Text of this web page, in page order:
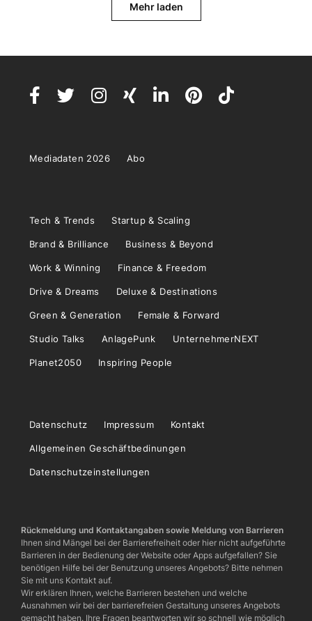
Mehr laden
Mediadaten 2026 Abo
Tech & Trends Startup & Scaling
Brand & Brilliance Business & Beyond
Work & Winning Finance & Freedom
Drive & Dreams Deluxe & Destinations
Green & Generation Female & Forward
Studio Talks AnlagePunk UnternehmerNEXT
Planet2050 Inspiring People
Datenschutz Impressum Kontakt
Allgemeinen Geschäftbedinungen
Datenschutzeinstellungen
Rückmeldung und Kontaktangaben sowie Meldung von Barrieren
Ihnen sind Mängel bei der Barrierefreiheit oder hier nicht aufgeführte
Barrieren in der Bedienung der Website oder Apps aufgefallen? Sie
benötigen Hilfe bei der Benutzung unseres Angebots? Bitte nehmen
Sie mit uns Kontakt auf.
Wir erklären Ihnen, welche Barrieren bestehen und welche
Ausnahmen wir bei der barrierefreien Gestaltung unseres Angebots
gemacht haben. Ihre Fragen beantworten wir so schnell wie möglich